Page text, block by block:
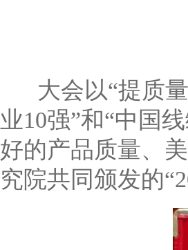
大会以“提质量
业10强”和“中国
好的产品质量、
究院共同颁发的